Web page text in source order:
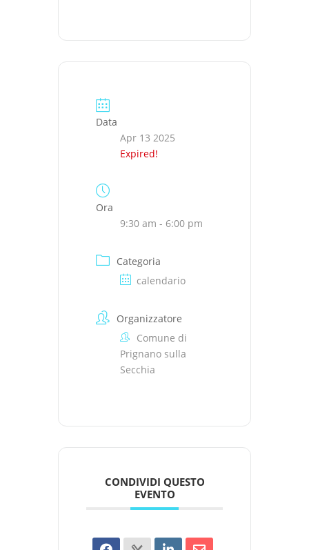
Data
Apr 13 2025
Expired!
Ora
9:30 am - 6:00 pm
Categoria
calendario
Organizzatore
Comune di
Prignano sulla
Secchia
CONDIVIDI QUESTO
EVENTO